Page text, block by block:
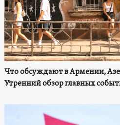
Что обсуждают в Армении,
Утренний обзор главных